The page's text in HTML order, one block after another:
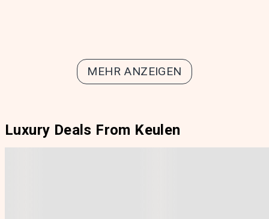
MEHR ANZEIGEN
Luxury Deals From Keulen